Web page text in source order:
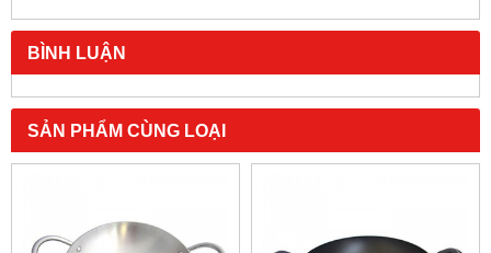
BÌNH LUẬN
SẢN PHẨM CÙNG LOẠI